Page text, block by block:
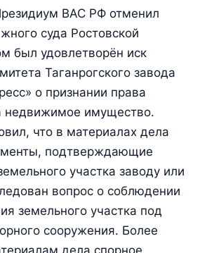
ВАС РФ отменил
суда Ростовской
был удовлетворён иск
Таганрогского завода
о признании права
недвижимое имущество.
что в материалах дела
подтверждающие
участка заводу или
вопрос о соблюдении
земельного участка под
сооружения. Более